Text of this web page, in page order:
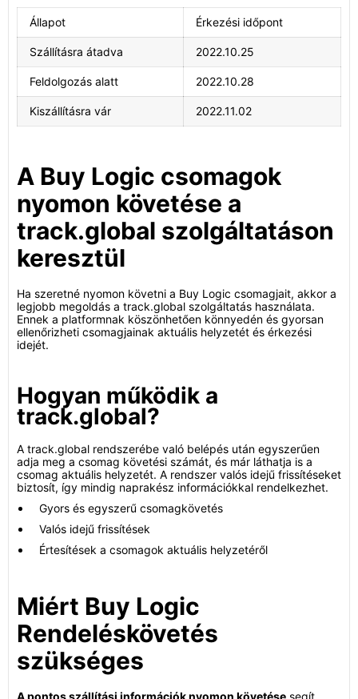
Állapot Érkezési időpont
Szállításra átadva 2022.10.25
Feldolgozás alatt 2022.10.28
Kiszállításra vár 2022.11.02
A Buy Logic csomagok
nyomon követése a
track.global szolgáltatáson
keresztül
Ha szeretné nyomon követni a Buy Logic csomagjait, akkor a
legjobb megoldás a track.global szolgáltatás használata.
Ennek a platformnak köszönhetően könnyedén és gyorsan
ellenőrizheti csomagjainak aktuális helyzetét és érkezési
idejét.
Hogyan működik a
track.global?
A track.global rendszerébe való belépés után egyszerűen
adja meg a csomag követési számát, és már láthatja is a
csomag aktuális helyzetét. A rendszer valós idejű frissítéseket
biztosít, így mindig naprakész információkkal rendelkezhet.
Gyors és egyszerű csomagkövetés
Valós idejű frissítések
Értesítések a csomagok aktuális helyzetéről
Miért Buy Logic
Rendeléskövetés
szükséges
A pontos szállítási információk nyomon követése segít